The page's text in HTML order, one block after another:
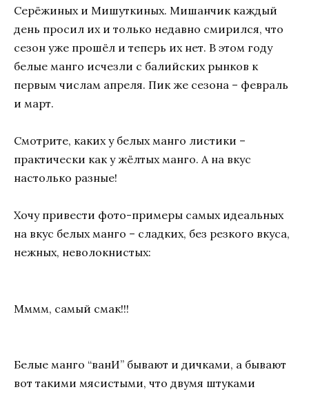
Серёжиных и Мишуткиных. Мишанчик каждый
день просил их и только недавно смирился, что
сезон уже прошёл и теперь их нет. В этом году
белые манго исчезли с балийских рынков к
первым числам апреля. Пик же сезона – февраль
и март.
Смотрите, каких у белых манго листики –
практически как у жёлтых манго. А на вкус
настолько разные!
Хочу привести фото-примеры самых идеальных
на вкус белых манго – сладких, без резкого вкуса,
нежных, неволокнистых:
Мммм, самый смак!!!
Белые манго “ванИ” бывают и дичками, а бывают
вот такими мясистыми, что двумя штуками